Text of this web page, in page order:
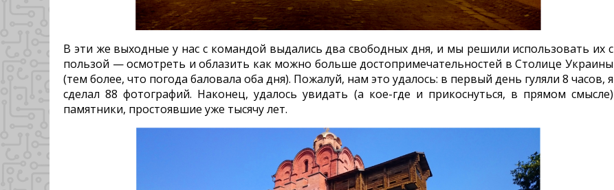
В эти же выходные у нас с командой выдались два свободных дня, и мы решили использовать их с
пользой — осмотреть и облазить как можно больше достопримечательностей в Столице Украины
(тем более, что погода баловала оба дня). Пожалуй, нам это удалось: в первый день гуляли 8 часов, я
сделал 88 фотографий. Наконец, удалось увидать (а кое-где и прикоснуться, в прямом смысле)
памятники, простоявшие уже тысячу лет.